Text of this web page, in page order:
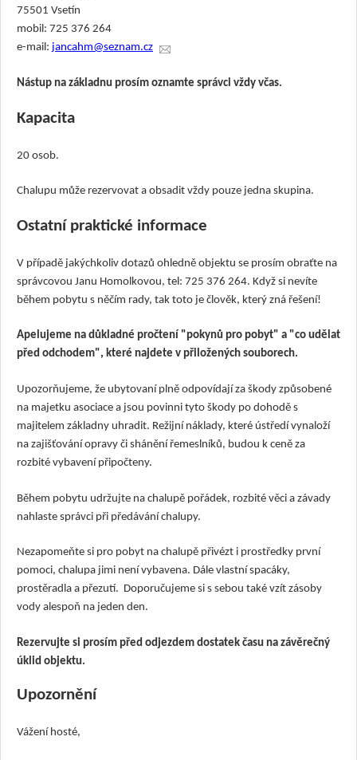
75501 Vsetín
mobil: 725 376 264
e-mail: jancahm@seznam.cz
Nástup na základnu prosím oznamte správci vždy včas.
Kapacita
20 osob.
Chalupu může rezervovat a obsadit vždy pouze jedna skupina.
Ostatní praktické informace
V případě jakýchkoliv dotazů ohledně objektu se prosím obraťte na
správcovou Janu Homolkovou, tel: 725 376 264. Když si nevíte
během pobytu s něčím rady, tak toto je člověk, který zná řešení!
Apelujeme na důkladné pročtení "pokynů pro pobyt" a "co udělat
před odchodem", které najdete v přiložených souborech.
Upozorňujeme, že ubytovaní plně odpovídají za škody způsobené
na majetku asociace a jsou povinni tyto škody po dohodě s
majitelem základny uhradit. Režijní náklady, které ústředí vynaloží
na zajišťování opravy či shánění řemeslníků, budou k ceně za
rozbité vybavení připočteny.
Během pobytu udržujte na chalupě pořádek, rozbité věci a závady
nahlaste správci při předávání chalupy.
Nezapomeňte si pro pobyt na chalupě přivézt i prostředky první
pomoci, chalupa jimi není vybavena. Dále vlastní spacáky,
prostěradla a přezutí. Doporučujeme si s sebou také vzít zásoby
vody alespoň na jeden den.
Rezervujte si prosím před odjezdem dostatek času na závěrečný
úklid objektu.
Upozornění
Vážení hosté,